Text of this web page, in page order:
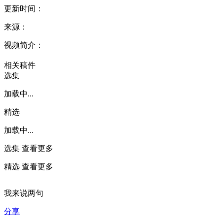
更新时间：
来源：
视频简介：
相关稿件
选集
加载中...
精选
加载中...
选集 查看更多
精选 查看更多
我来说两句
分享